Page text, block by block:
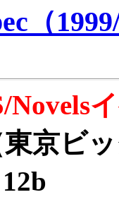
（
Novels
京ビ